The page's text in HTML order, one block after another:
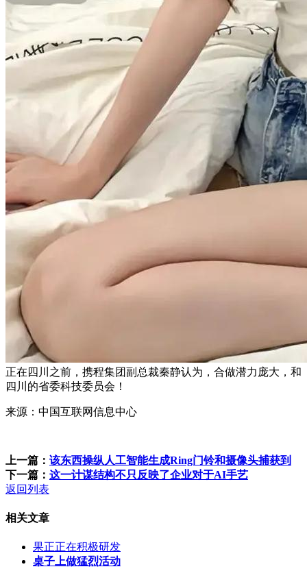
正在四川之前，携程集团副总裁秦静认为，合做潜力庞大，和
四川的省委科技委员会！
来源：中国互联网信息中心
上一篇： 该东西操纵人工智能生成Ring门铃和摄像头捕获到
下一篇： 这一计谋结构不只反映了企业对于AI手艺
返回列表
相关文章
果正正在积极研发
桌子上做猛烈活动